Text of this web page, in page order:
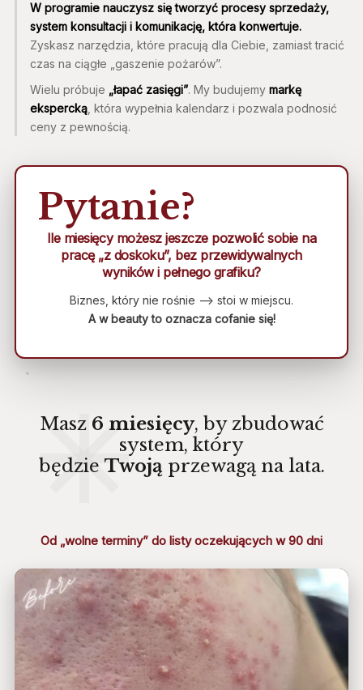
W programie nauczysz się tworzyć procesy sprzedaży,
system konsultacji i komunikację, która konwertuje.
Zyskasz narzędzia, które pracują dla Ciebie, zamiast tracić
czas na ciągłe „gaszenie pożarów”.
Wielu próbuje „łapać zasięgi”. My budujemy markę
ekspercką, która wypełnia kalendarz i pozwala podnosić
ceny z pewnością.
Pytanie?
Ile miesięcy możesz jeszcze pozwolić sobie na
pracę „z doskoku”, bez przewidywalnych
wyników i pełnego grafiku?
Biznes, który nie rośnie –> stoi w miejscu.
A w beauty to oznacza cofanie się!
Masz 6 miesięcy, by zbudować
system, który
będzie Twojąprzewagą na lata.
Od „wolne terminy” do listy oczekujących w 90 dni